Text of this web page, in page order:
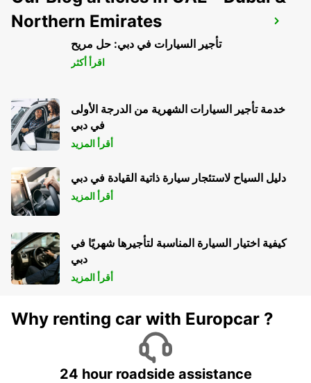
BOCHUM
BOCHUM - GERMANY
Northern Emirates
تأجير السيارات في دبي: حل مريح
اقرأ أكثر
خدمة تأجير السيارات الشهرية من الدرجة الأولى
في دبي
أقرأ المزيد
دليل السياح لاستئجار سيارة ذاتية القيادة في دبي
أقرأ المزيد
كيفية اختيار السيارة المناسبة لتأجيرها شهريًا في
دبي
أقرأ المزيد
Why renting car with Europcar ?
24 hour roadside assistance